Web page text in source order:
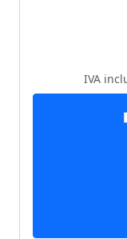
IVA